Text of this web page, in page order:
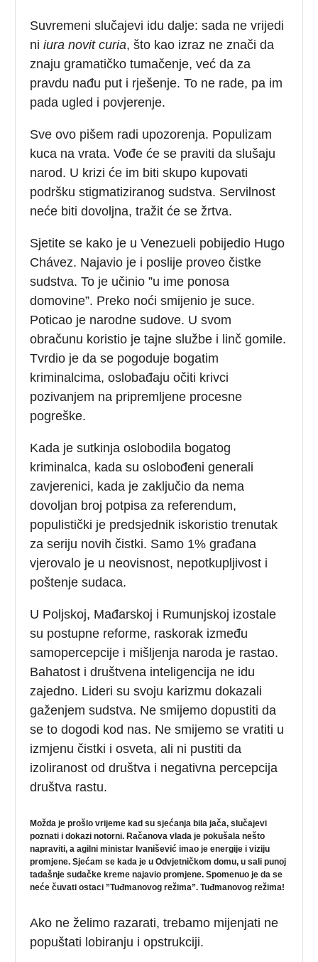
Suvremeni slučajevi idu dalje: sada ne vrijedi
niiura novit curia, što kao izraz ne znači da
znaju gramatičko tumačenje, već da za
pravdu nađu put i rješenje. To ne rade, pa im
pada ugled i povjerenje.
Sve ovo pišem radi upozorenja. Populizam
kuca na vrata. Vođe će se praviti da slušaju
narod. U krizi će im biti skupo kupovati
podršku stigmatiziranog sudstva. Servilnost
neće biti dovoljna, tražit će se žrtva.
Sjetite se kako je u Venezueli pobijedio Hugo
Chávez. Najavio je i poslije proveo čistke
sudstva. To je učinio ”u ime ponosa
domovine”. Preko noći smijenio je suce.
Poticao je narodne sudove. U svom
obračunu koristio je tajne službe i linč gomile.
Tvrdio je da se pogoduje bogatim
kriminalcima, oslobađaju očiti krivci
pozivanjem na pripremljene procesne
pogreške.
Kada je sutkinja oslobodila bogatog
kriminalca, kada su oslobođeni generali
zavjerenici, kada je zaključio da nema
dovoljan broj potpisa za referendum,
populistički je predsjednik iskoristio trenutak
za seriju novih čistki. Samo 1% građana
vjerovalo je u neovisnost, nepotkupljivost i
poštenje sudaca.
U Poljskoj, Mađarskoj i Rumunjskoj izostale
su postupne reforme, raskorak između
samopercepcije i mišljenja naroda je rastao.
Bahatost i društvena inteligencija ne idu
zajedno. Lideri su svoju karizmu dokazali
gaženjem sudstva. Ne smijemo dopustiti da
se to dogodi kod nas. Ne smijemo se vratiti u
izmjenu čistki i osveta, ali ni pustiti da
izoliranost od društva i negativna percepcija
društva rastu.
Možda je prošlo vrijeme kad su sjećanja bila jača, slučajevi
poznati i dokazi notorni. Račanova vlada je pokušala nešto
napraviti, a agilni ministar Ivanišević imao je energije i viziju
promjene. Sjećam se kada je u Odvjetničkom domu, u sali punoj
tadašnje sudačke kreme najavio promjene. Spomenuo je da se
neće čuvati ostaci ”Tuđmanovog režima”. Tuđmanovog režima!
Ako ne želimo razarati, trebamo mijenjati ne
popuštati lobiranju i opstrukciji.